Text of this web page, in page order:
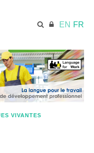
EN FR
VIVANTES